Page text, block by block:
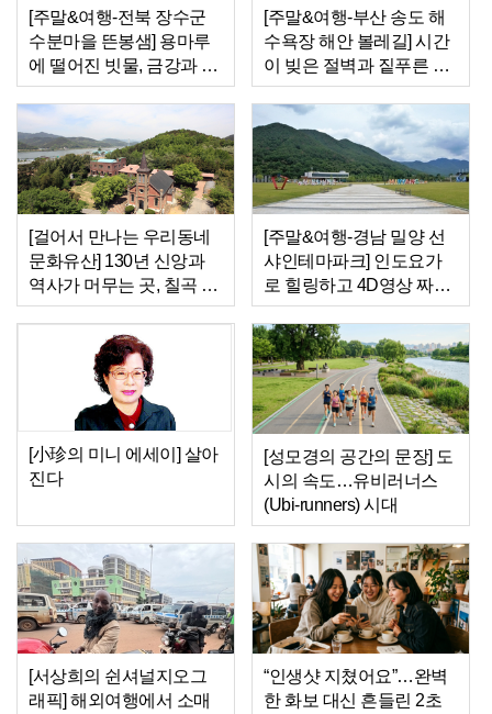
[주말&여행-전북 장수군
수분마을 뜬봉샘] 용마루
에 떨어진 빗물, 금강과 섬
진강이 되다
[주말&여행-부산 송도 해
수욕장 해안 볼레길] 시간
이 빚은 절벽과 짙푸른 바
다…송도의 ‘명랑한 여
름’을 만나다
[걸어서 만나는 우리동네
문화유산] 130년 신앙과
역사가 머무는 곳, 칠곡 가
실성당
[주말&여행-경남 밀양 선
샤인테마파크] 인도요가
로 힐링하고 4D영상 짜릿
한 체험…밀양서 만난 ‘웰
니스의 정석’
[小珍의 미니 에세이] 살아
진다
[성모경의 공간의 문장] 도
시의 속도…유비러너스
(Ubi-runners) 시대
[서상희의 쉰셔널지오그
래픽] 해외여행에서 소매
“인생샷 지쳤어요”…완벽
한 화보 대신 흔들린 2초